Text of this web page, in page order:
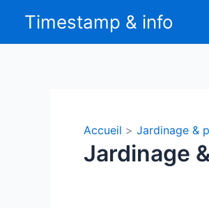
contenu
Timestamp & info
Accueil Jardinage &
Jardinage